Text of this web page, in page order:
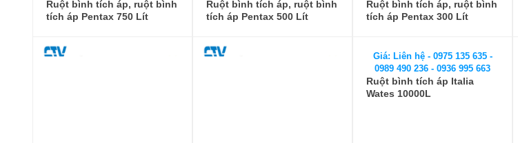
Ruột bình tích áp, ruột bình
tích áp Pentax 750 Lít
Ruột bình tích áp, ruột bình
tích áp Pentax 500 Lít
Ruột bình tích áp, ruột bình
tích áp Pentax 300 Lít